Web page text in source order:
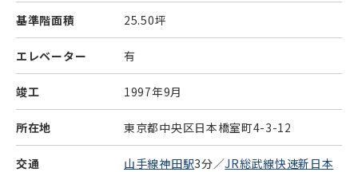
基準階面積 25.50坪
エレベーター 有
竣工 1997年9月
所在地 東京都中央区日本橋室町4-3-12
交通 山手線神田駅3分／JR総武線快速新日本